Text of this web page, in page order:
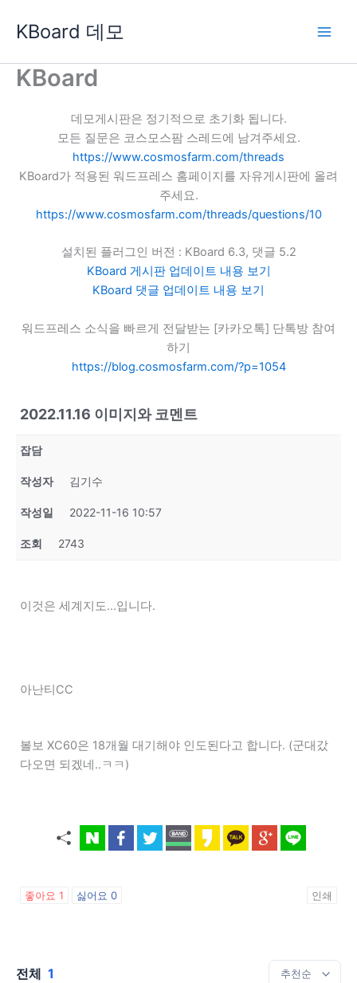
로
KBoard 데모
KBoard
데모게시판은 정기적으로 초기화 됩니다.
모든 질문은 코스모스팜 스레드에 남겨주세요.
https://www.cosmosfarm.com/threads
KBoard가 적용된 워드프레스 홈페이지를 자유게시판에 올려
주세요.
https://www.cosmosfarm.com/threads/questions/10
설치된 플러그인 버전 : KBoard 6.3, 댓글 5.2
KBoard 게시판 업데이트 내용 보기
KBoard 댓글 업데이트 내용 보기
워드프레스 소식을 빠르게 전달받는 [카카오톡] 단톡방 참여
하기
https://blog.cosmosfarm.com/?p=1054
2022.11.16 이미지와 코멘트
잡담
작성자 김기수
작성일 2022-11-16 10:57
조회 2743
이것은 세계지도...입니다.
아난티CC
볼보 XC60은 18개월 대기해야 인도된다고 합니다. (군대갔
다오면 되겠네..ㅋㅋ)
좋아요 1 싫어요 0 인쇄
전체 1